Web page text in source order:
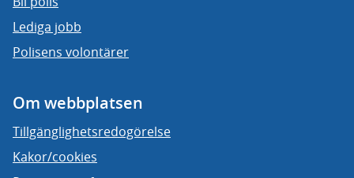
Lediga jobb
Polisens volontärer
Om webbplatsen
Tillgänglighetsredogörelse
Kakor/cookies